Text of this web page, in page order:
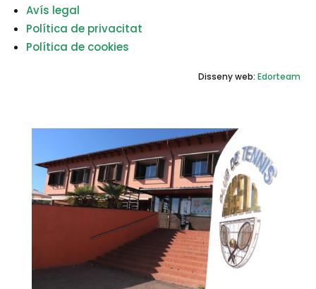
Avís legal
Política de privacitat
Política de cookies
Disseny web: Edorteam